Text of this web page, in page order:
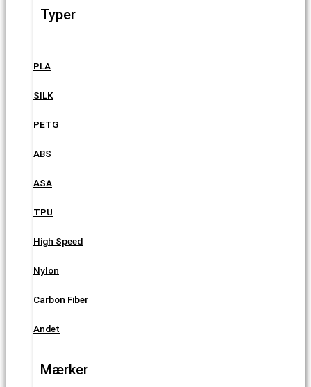
Typer
PLA
SILK
PETG
ABS
ASA
TPU
High Speed
Nylon
Carbon Fiber
Andet
Mærker